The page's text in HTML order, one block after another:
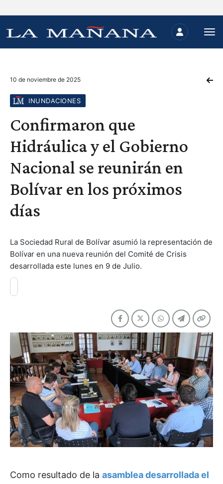
10 de noviembre de 2025
INUNDACIONES
Confirmaron que
Hidráulica y el Gobierno
Nacional se reunirán en
Bolívar en los próximos
días
La Sociedad Rural de Bolívar asumió la representación de
Bolívar en una nueva reunión del Comité de Crisis
desarrollada este lunes en 9 de Julio.
Como resultado de la asamblea desarrollada el